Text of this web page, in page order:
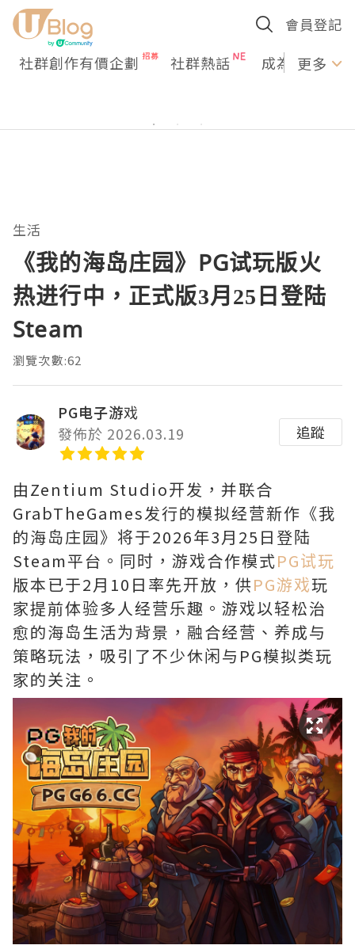
會員登記
社群創作有價企劃 社群熱話 成為U更多
生活
《我的海岛庄园》PG试玩版火
热进行中，正式版3月25日登陆
Steam
瀏覽次數:62
PG电子游戏
發佈於 2026.03.19
追蹤
由Zentium Studio开发，并联合
GrabTheGames发行的模拟经营新作《我
的海岛庄园》将于2026年3月25日登陆
Steam平台。同时，游戏合作模式PG试玩
版本已于2月10日率先开放，供PG游戏玩
家提前体验多人经营乐趣。游戏以轻松治
愈的海岛生活为背景，融合经营、养成与
策略玩法，吸引了不少休闲与PG模拟类玩
家的关注。